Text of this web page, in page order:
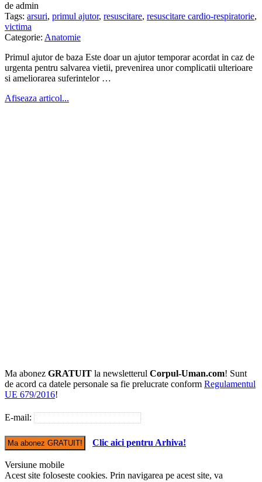
de admin
Tags: arsuri, primul ajutor, resuscitare, resuscitare cardio-respiratorie,
victima
Categorie: Anatomie
Primul ajutor de baza Este doar un ajutor temporar acordat in caz de
urgenta pentru salvarea vietii, prevenirea unor complicatii ulterioare
si ameliorarea suferintelor …
Afiseaza articol...
Ma abonez GRATUIT la newsletterul Corpul-Uman.com! Sunt
de acord ca datele personale sa fie prelucrate conform Regulamentul
UE 679/2016!
E-mail:
Clic aici pentru Arhiva!
Versiune mobile
Acest site foloseste cookies. Prin navigarea pe acest site, va